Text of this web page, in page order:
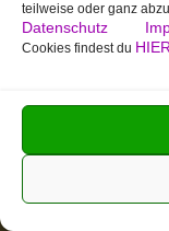
teilweise oder ganz
Datenschutz
Cookies findest du HIER
Barzahlung
Bei
Lieferung mit der